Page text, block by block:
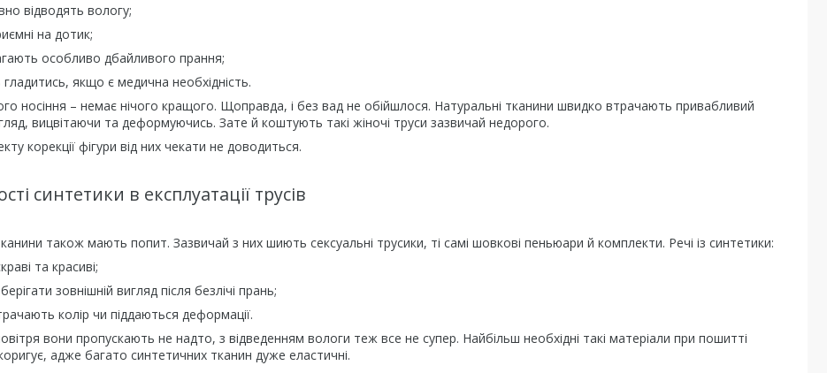
відводять вологу;
на дотик;
особливо дбайливого прання;
якщо є медична необхідність.
носіння – немає нічого кращого. Щоправда, і без вад не обійшлося. Натуральні тканини швидко втрачають привабливий
вицвітаючи та деформуючись. Зате й коштують такі жіночі труси зазвичай недорого.
корекції фігури від них чекати не доводиться.
синтетики в експлуатації трусів
також мають попит. Зазвичай з них шиють сексуальні трусики, ті самі шовкові пеньюари й комплекти. Речі із синтетики:
та красиві;
зовнішній вигляд після безлічі прань;
колір чи піддаються деформації.
вони пропускають не надто, з відведенням вологи теж все не супер. Найбільш необхідні такі матеріали при пошитті
адже багато синтетичних тканин дуже еластичні.